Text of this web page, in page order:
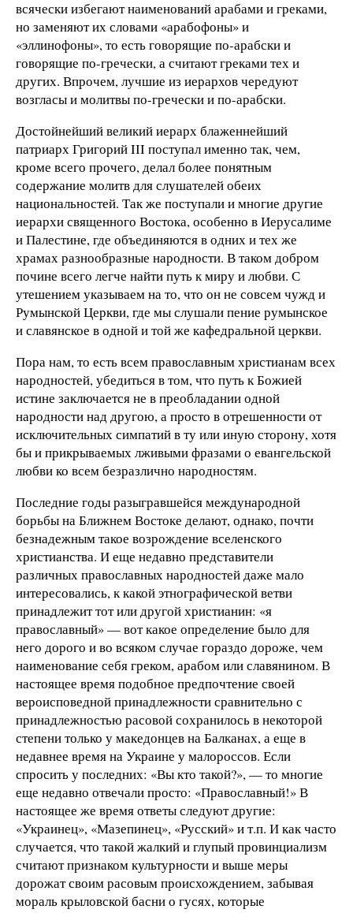
всячески избегают наименований арабами и греками,
но заменяют их словами «арабофоны» и
«эллинофоны», то есть говорящие по-арабски и
говорящие по-гречески, а считают греками тех и
других. Впрочем, лучшие из иерархов чередуют
возгласы и молитвы по-гречески и по-арабски.
Достойнейший великий иерарх блаженнейший
патриарх Григорий IІI поступал именно так, чем,
кроме всего прочего, делал более понятным
содержание молитв для слушателей обеих
национальностей. Так же поступали и многие другие
иерархи священного Востока, особенно в Иерусалиме
и Палестине, где объединяются в одних и тех же
храмах разнообразные народности. В таком добром
почине всего легче найти путь к миру и любви. С
утешением указываем на то, что он не совсем чужд и
Румынской Церкви, где мы слушали пение румынское
и славянское в одной и той же кафедральной церкви.
Пора нам, то есть всем православным христианам всех
народностей, убедиться в том, что путь к Божией
истине заключается не в преобладании одной
народности над другою, а просто в отрешенности от
исключительных симпатий в ту или иную сторону, хотя
бы и прикрываемых лживыми фразами о евангельской
любви ко всем безразлично народностям.
Последние годы разыгравшейся международной
борьбы на Ближнем Востоке делают, однако, почти
безнадежным такое возрождение вселенского
христианства. И еще недавно представители
различных православных народностей даже мало
интересовались, к какой этнографической ветви
принадлежит тот или другой христианин: «я
православный» — вот какое определение было для
него дорого и во всяком случае гораздо дороже, чем
наименование себя греком, арабом или славянином. В
настоящее время подобное предпочтение своей
вероисповедной принадлежности сравнительно с
принадлежностью расовой сохранилось в некоторой
степени только у македонцев на Балканах, а еще в
недавнее время на Украине у малороссов. Если
спросить у последних: «Вы кто такой?», — то многие
еще недавно отвечали просто: «Православный!» В
настоящее же время ответы следуют другие:
«Украинец», «Мазепинец», «Русский» и т.п. И как часто
случается, что такой жалкий и глупый провинциализм
считают признаком культурности и выше меры
дорожат своим расовым происхождением, забывая
мораль крыловской басни о гусях, которые